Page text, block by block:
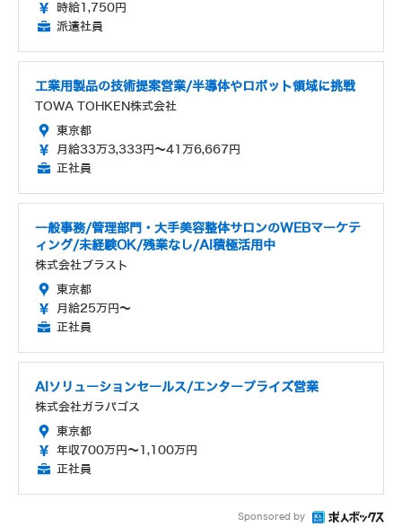
時給1,750円
派遣社員
工業用製品の技術提案営業/半導体やロボット領域に挑戦
TOWA TOHKEN株式会社
東京都
月給33万3,333円～41万6,667円
正社員
一般事務/管理部門・大手美容整体サロンのWEBマーケテ
ィング/未経験OK/残業なし/AI積極活用中
株式会社ブラスト
東京都
月給25万円～
正社員
AIソリューションセールス/エンタープライズ営業
株式会社ガラパゴス
東京都
年収700万円～1,100万円
正社員
Sponsored by